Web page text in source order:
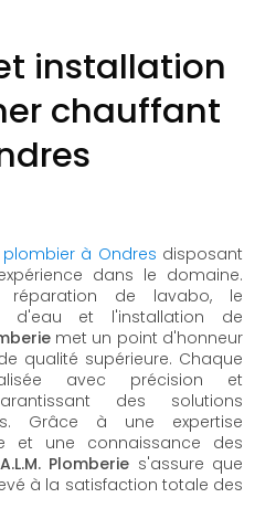
installation
chauffant
plombier à Ondres disposant
dans le domaine.
réparation de lavabo, le
d'eau et l'installation de
met un point d'honneur
qualité supérieure. Chaque
avec précision et
des solutions
Grâce à une expertise
et une connaissance des
A.L.M. Plomberie s'assure que
à la satisfaction totale des